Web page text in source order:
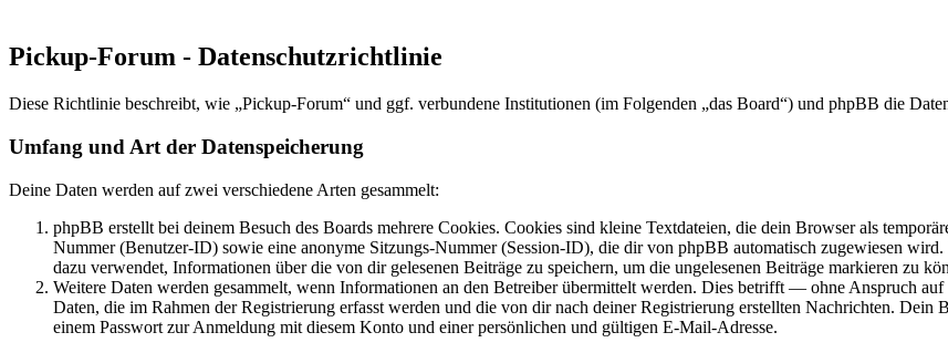
Pickup-Forum - Datenschutzrichtlinie
Diese Richtlinie beschreibt, wie „Pickup-Forum“ und ggf. verbundene Institutionen (im Folgenden „das Board“) und phpBB die
Umfang und Art der Datenspeicherung
Deine Daten werden auf zwei verschiedene Arten gesammelt:
phpBB erstellt bei deinem Besuch des Boards mehrere Cookies. Cookies sind kleine Textdateien, die dein Browser als
Nummer (Benutzer-ID) sowie eine anonyme Sitzungs-Nummer (Session-ID), die dir von phpBB automatisch zugewiesen
dazu verwendet, Informationen über die von dir gelesenen Beiträge zu speichern, um die ungelesenen Beiträge markieren zu
Weitere Daten werden gesammelt, wenn Informationen an den Betreiber übermittelt werden. Dies betrifft — ohne Anspruch
Daten, die im Rahmen der Registrierung erfasst werden und die von dir nach deiner Registrierung erstellten Nachrichten. Dein
einem Passwort zur Anmeldung mit diesem Konto und einer persönlichen und gültigen E-Mail-Adresse.